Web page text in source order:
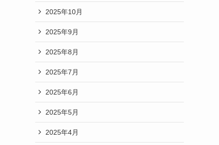
2025年10月
2025年9月
2025年8月
2025年7月
2025年6月
2025年5月
2025年4月